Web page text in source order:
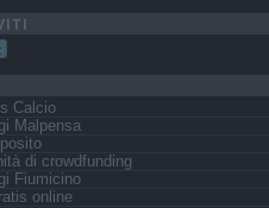
Calcio
Malpensa
di crowdfunding
Fiumicino
online